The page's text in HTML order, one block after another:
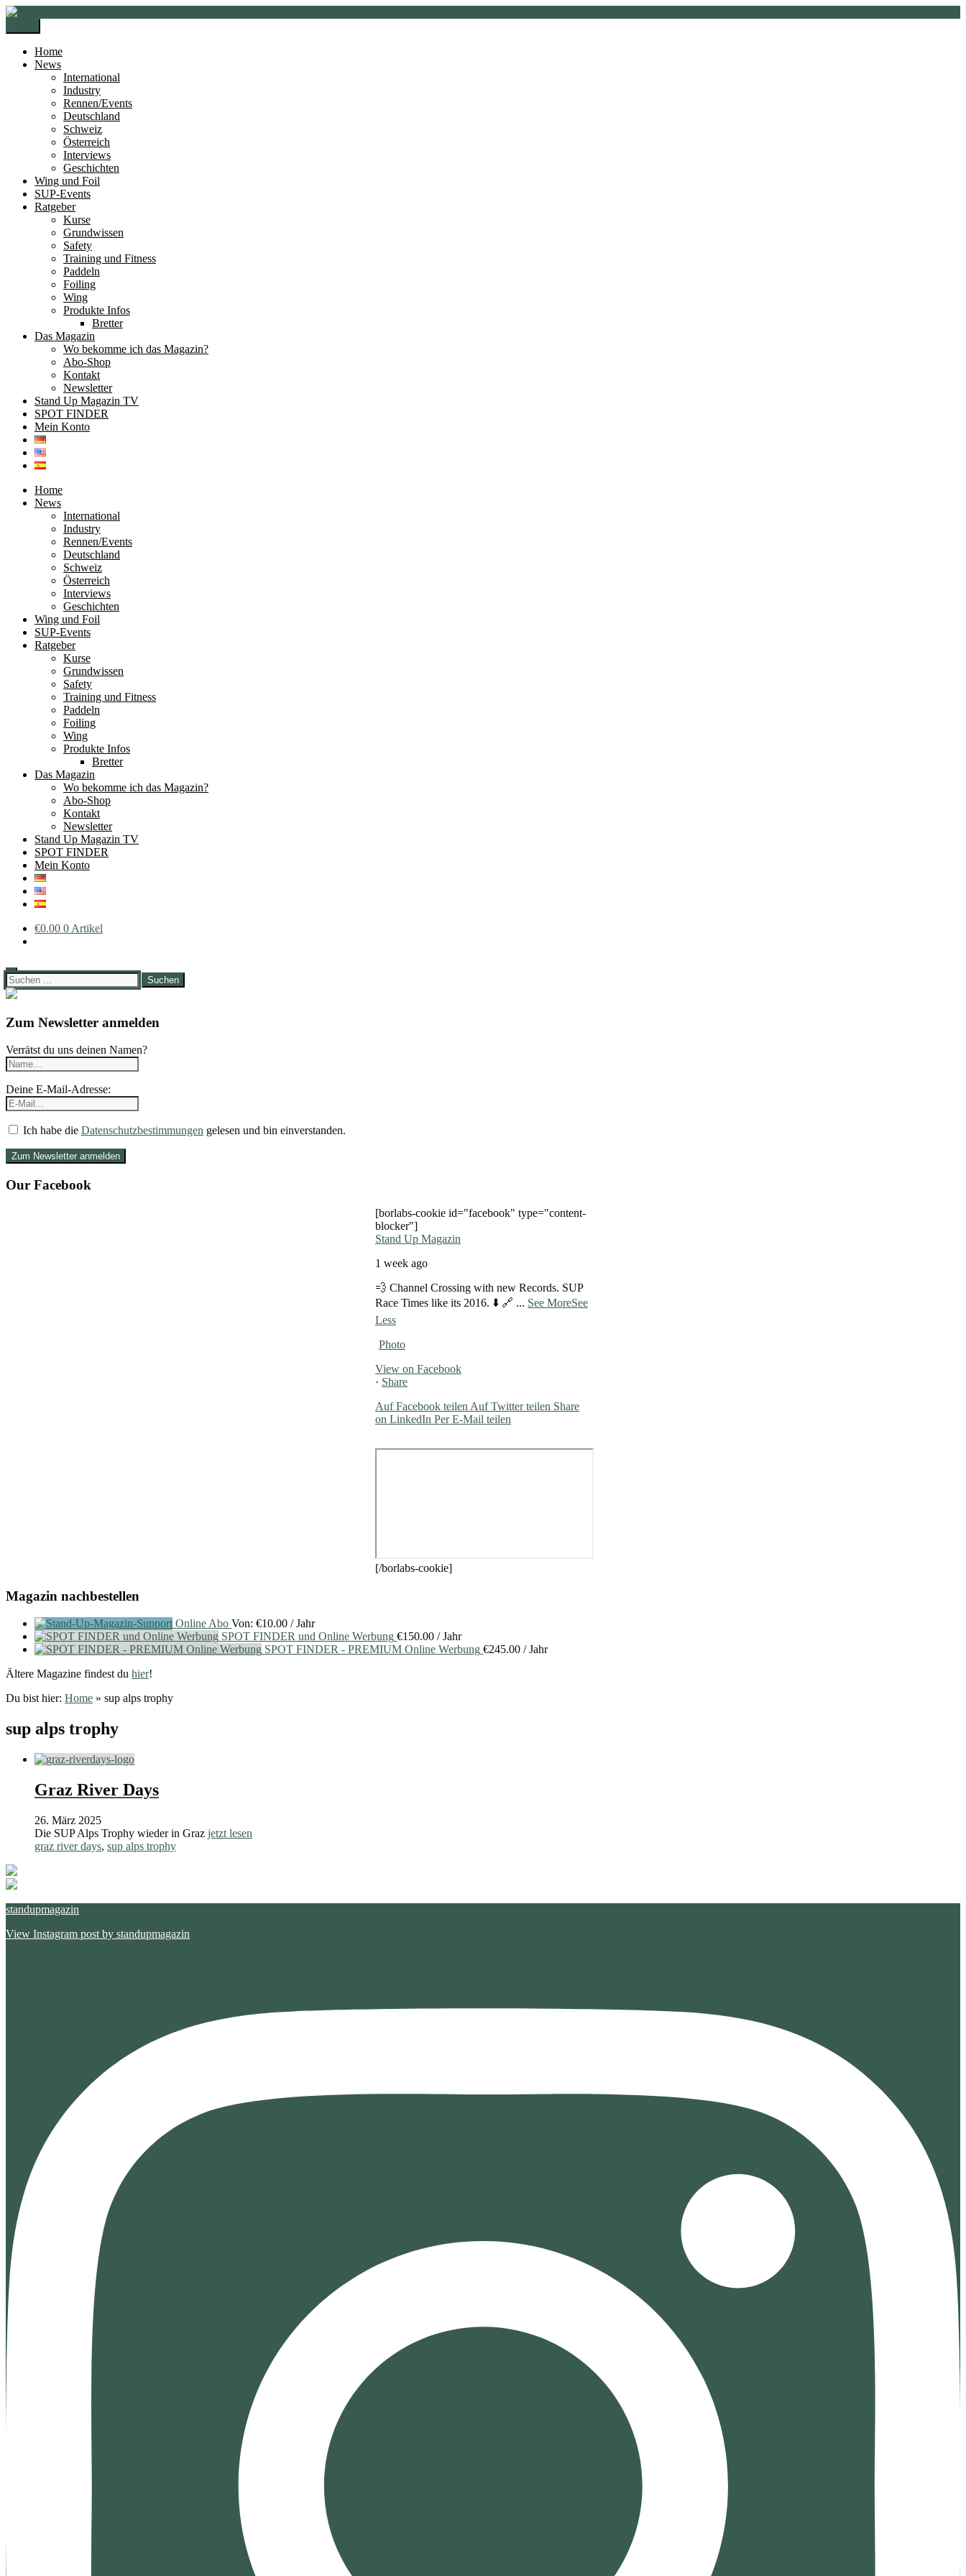
Zur
Navigation
springen
Zum
springen
Home
News
International
Industry
Rennen/Events
Deutschland
Schweiz
Österreich
Interviews
Geschichten
Wing und Foil
SUP-Events
Ratgeber
Kurse
Grundwissen
Safety
Training und Fitness
Paddeln
Foiling
Wing
Produkte Infos
Bretter
Das Magazin
Wo bekomme ich das Magazin?
Abo-Shop
Kontakt
Newsletter
Stand Up Magazin TV
SPOT FINDER
Mein Konto
Home
News
International
Industry
Rennen/Events
Deutschland
Schweiz
Österreich
Interviews
Geschichten
Wing und Foil
SUP-Events
Ratgeber
Kurse
Grundwissen
Safety
Training und Fitness
Paddeln
Foiling
Wing
Produkte Infos
Bretter
Das Magazin
Wo bekomme ich das Magazin?
Abo-Shop
Kontakt
Newsletter
Stand Up Magazin TV
SPOT FINDER
Mein Konto
€0.00 0 Artikel
Suchen
nach:
Zum Newsletter anmelden
Verrätst du uns deinen Namen?
Deine E-Mail-Adresse:
Ich habe die Datenschutzbestimmungen gelesen und bin einverstanden.
Our Facebook
[borlabs-cookie id="facebook" type="content-
blocker"]
Stand Up Magazin
1 week ago
💨 Channel Crossing with new Records. SUP
Race Times like its 2016. ⬇️ 🔗 ... See MoreSee
Less
Photo
View on Facebook
· Share
Auf Facebook teilen Auf Twitter teilen Share
on LinkedIn Per E-Mail teilen
[/borlabs-cookie]
Magazin nachbestellen
Online Abo Von: €10.00 / Jahr
SPOT FINDER und Online Werbung €150.00 / Jahr
SPOT FINDER - PREMIUM Online Werbung €245.00 / Jahr
Ältere Magazine findest du hier!
Du bist hier: Home » sup alps trophy
sup alps trophy
Graz River Days
26. März 2025
Die SUP Alps Trophy wieder in Graz jetzt lesen
graz river days, sup alps trophy
standupmagazin
View Instagram post by standupmagazin